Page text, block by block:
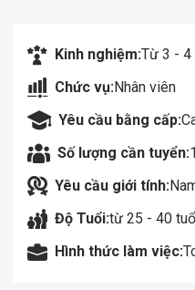
Kinh nghiệm:Từ 3 - 4
Chức vụ:Nhân viên
Yêu cầu bằng cấp:
Số lượng cần tuyển:
Yêu cầu giới tính:
Độ Tuổi:từ 25 - 40
Hình thức làm việc: